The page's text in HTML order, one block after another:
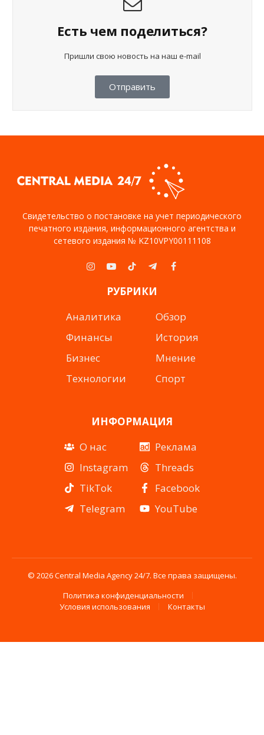
Есть чем поделиться?
Пришли свою новость на наш e-mail
Отправить
Свидетельство о постановке на учет периодического
печатного издания, информационного агентства и
сетевого издания № KZ10VPY00111108
Instagram
YouTubeTikTokTelegramFacebook
РУБРИКИ
Аналитика
Финансы
Бизнес
Технологии
Обзор
История
Мнение
Спорт
ИНФОРМАЦИЯ
О нас
Instagram
TikTok
Telegram
Реклама
Threads
Facebook
YouTube
© 2026 Central Media Agency 24/7. Все права защищены.
Политика конфиденциальности
Условия использования
Контакты